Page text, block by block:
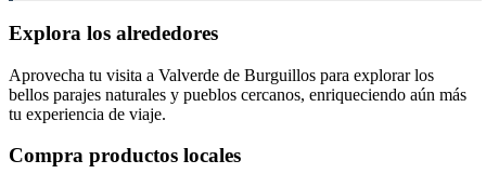
Explora los alrededores
Aprovecha tu visita a Valverde de Burguillos para explorar los
bellos parajes naturales y pueblos cercanos, enriqueciendo aún más
tu experiencia de viaje.
Compra productos locales